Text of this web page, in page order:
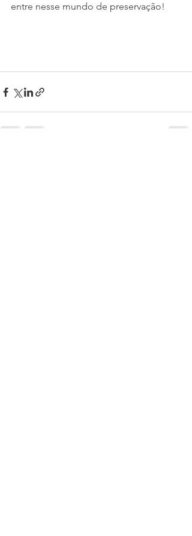
entre nesse mundo de preservação!